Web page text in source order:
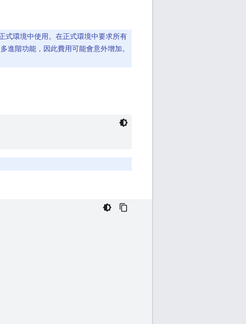
式環境中使用。在正式環境中要求所有
進階功能，因此費用可能會意外增加。